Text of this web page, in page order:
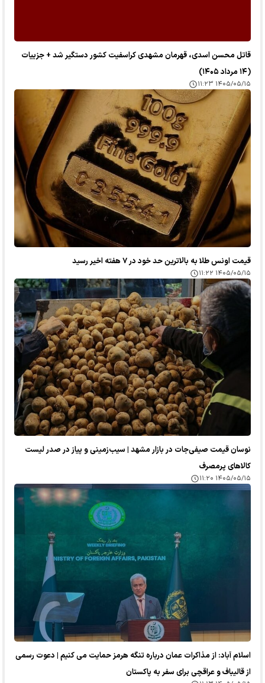
قاتل محسن اسدی، قهرمان مشهدی کراسفیت کشور دستگیر شد + جزییات
(۱۴ مرداد ۱۴۰۵)
۱۴۰۵/۰۵/۱۵ ۱۱:۲۳
قیمت اونس طلا به بالاترین حد خود در ۷ هفته اخیر رسید
۱۴۰۵/۰۵/۱۵ ۱۱:۲۲
نوسان قیمت صیفی‌جات در بازار مشهد | سیب‌زمینی و پیاز در صدر لیست
کالا‌های پرمصرف
۱۴۰۵/۰۵/۱۵ ۱۱:۲۰
اسلام آباد: از مذاکرات عمان درباره تنگه هرمز حمایت می کنیم | دعوت رسمی
از قالیباف و عراقچی برای سفر به پاکستان